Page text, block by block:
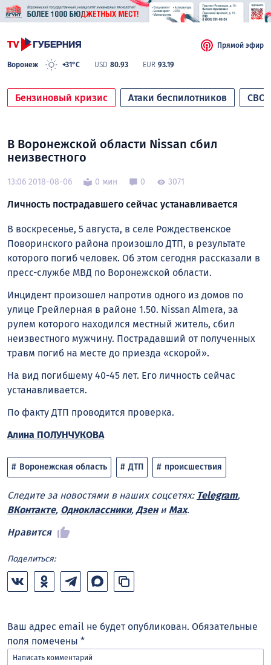
Воронеж +31°C USD 80.93 EUR 93.19
Прямой эфир
Бензиновый кризис Атаки беспилотников СВО
В Воронежской области Nissan сбил
неизвестного
13:06 2018-08-06 0 мин 0 3071
Личность пострадавшего сейчас устанавливается
В воскресенье, 5 августа, в селе Рождественское
Поворинского района произошло ДТП, в результате
которого погиб человек. Об этом сегодня рассказали в
пресс-службе МВД по Воронежской области.
Инцидент произошел напротив одного из домов по
улице Грейлерная в районе 1.50. Nissan Almera, за
рулем которого находился местный житель, сбил
неизвестного мужчину. Пострадавший от полученных
травм погиб на месте до приезда «скорой».
На вид погибшему 40-45 лет. Его личность сейчас
устанавливается.
По факту ДТП проводится проверка.
Алина ПОЛУНЧУКОВА
Воронежская область ДТП происшествия
Следите за новостями в наших соцсетях: Telegram,
ВКонтакте, Одноклассники, Дзени Max.
Нравится
Поделиться:
Ваш адрес email не будет опубликован. Обязательные
поля помечены *